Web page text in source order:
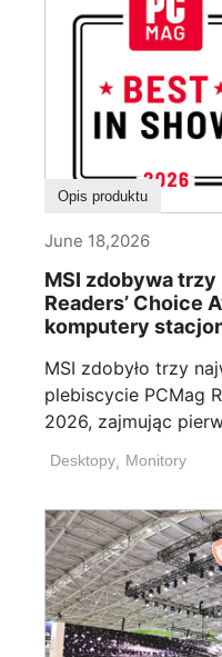
Opis produktu
June 18,2026
MSI zdobywa
Readers’ Choice
komputery
MSI zdobyło trzy
plebiscycie PCMag
2026, zajmując
Desktopy, Monitory